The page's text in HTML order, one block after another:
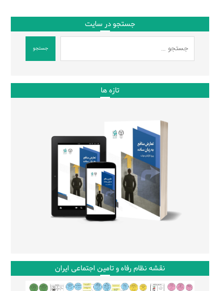
جستجو در سایت
جستجو
تازه ها
نقشه نظام رفاه و تامین اجتماعی ایران